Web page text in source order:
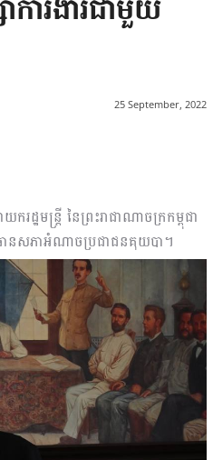
ភាព​
ព័ត៌មាន​
ារងារជាមួយ
25 September, 2022
ឋមន្ត្រី នៃព្រះរាជាណាចក្រកម្ពុជា
ានសភាអំណាចប្រជាជនគុយបា។